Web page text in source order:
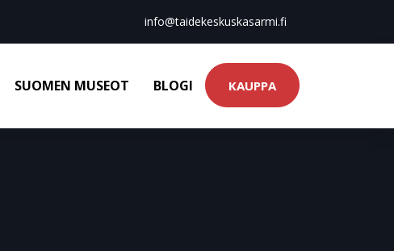
info@taidekeskuskasarmi.fi
SUOMEN MUSEOT BLOGI KAUPPA